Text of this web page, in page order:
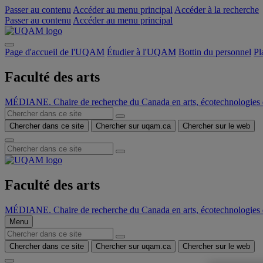
Passer au contenu Accéder au menu principal Accéder à la recherche
Passer au contenu Accéder au menu principal
Page d'accueil de l'UQAM Étudier à l'UQAM Bottin du personnel
Faculté des arts
MÉDIANE. Chaire de recherche du Canada en arts, écotechnologies
Chercher dans ce site Chercher sur uqam.ca Chercher sur le web
Faculté des arts
MÉDIANE. Chaire de recherche du Canada en arts, écotechnologies
Menu
Chercher dans ce site Chercher sur uqam.ca Chercher sur le web